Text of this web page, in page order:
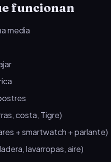
funcionan
media
costa, Tigre)
+ smartwatch + parlante)
lavarropas, aire)